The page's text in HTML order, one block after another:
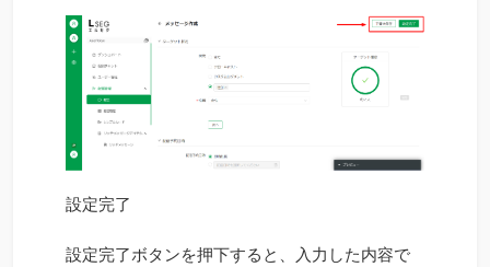
設定完了
設定完了ボタンを押下すると、入力した内容で